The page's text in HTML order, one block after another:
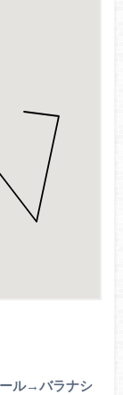
ル→バラナシ